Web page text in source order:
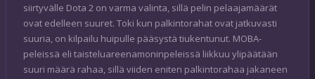
siirtyvälle Dota 2 on varma valinta, sillä pelin pelaajamäärät
ovat edelleen suuret. Toki kun palkintorahat ovat jatkuvasti
suuria, on kilpailu huipulle pääsystä tiukentunut. MOBA-
peleissä eli taisteluareenamoninpeleissä liikkuu ylipäätään
suuri määrä rahaa, sillä viiden eniten palkintorahaa jakaneen